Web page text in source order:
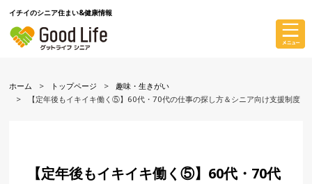
イチイのシニア住まい&健康情報
ホーム トップページ
趣味・生きがい
【定年後もイキイキ働く⑤】60代・70代の仕事の探し方＆シニア向け支援制度
【定年後もイキイキ働く⑤】60代・70代